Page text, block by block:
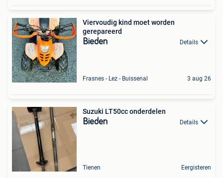
Viervoudig kind moet worden
gerepareerd
Bieden Details
Frasnes - Lez - Buissenal 3 aug 26
Suzuki LT50cc onderdelen
Bieden Details
Tienen Eergisteren